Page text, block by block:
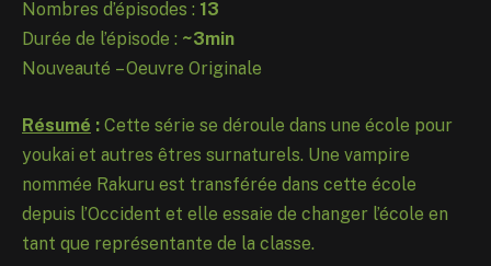
Nombres d’épisodes : 13
Durée de l’épisode : ~3min
Nouveauté – Oeuvre Originale
Résumé : Cette série se déroule dans une école pour
youkai et autres êtres surnaturels. Une vampire
nommée Rakuru est transférée dans cette école
depuis l’Occident et elle essaie de changer l’école en
tant que représentante de la classe.